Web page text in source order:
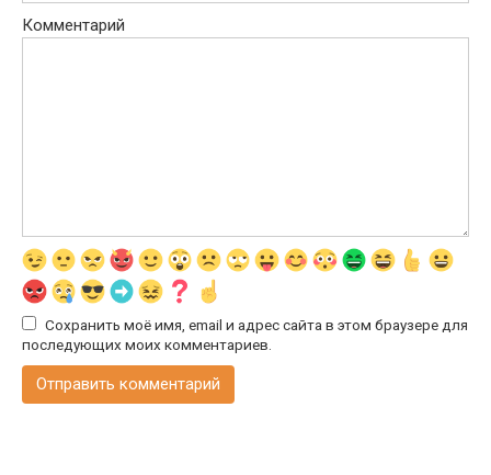
Комментарий
Сохранить моё имя, email и адрес сайта в этом браузере для
последующих моих комментариев.